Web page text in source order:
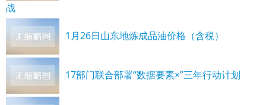
战
1月26日山东地炼成品油价格（含税）
17部门联合部署“数据要素×”三年行动计划